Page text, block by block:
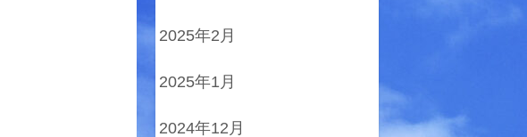
2025年2月
2025年1月
2024年12月